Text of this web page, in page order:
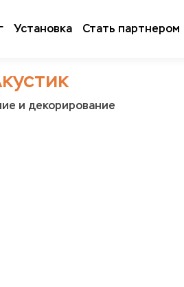
Установка Стать партнером
и декорирование